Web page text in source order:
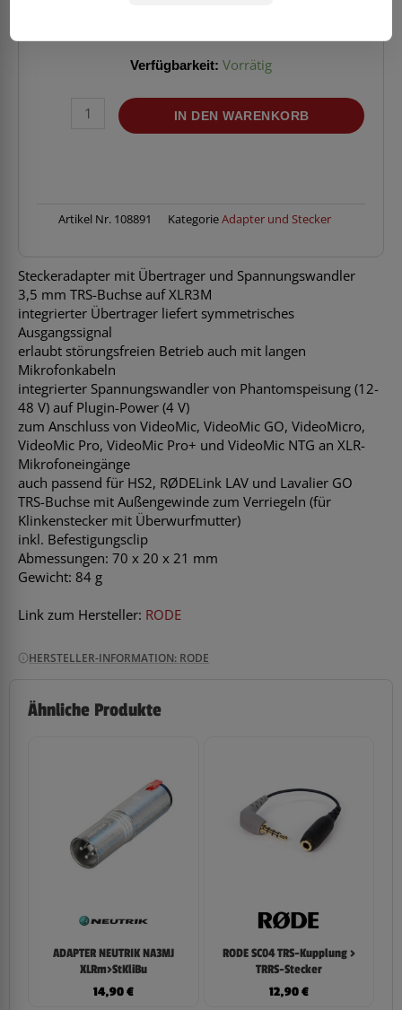
Verfügbarkeit: Vorrätig
IN DEN WARENKORB
Artikel Nr. 108891 KategorieAdapter und Stecker
Steckeradapter mit Übertrager und Spannungswandler
3,5 mm TRS-Buchse auf XLR3M
integrierter Übertrager liefert symmetrisches
Ausgangssignal
erlaubt störungsfreien Betrieb auch mit langen
Mikrofonkabeln
integrierter Spannungswandler von Phantomspeisung (12-
48 V) auf Plugin-Power (4 V)
zum Anschluss von VideoMic, VideoMic GO, VideoMicro,
VideoMic Pro, VideoMic Pro+ und VideoMic NTG an XLR-
Mikrofoneingänge
auch passend für HS2, RØDELink LAV und Lavalier GO
TRS-Buchse mit Außengewinde zum Verriegeln (für
Klinkenstecker mit Überwurfmutter)
inkl. Befestigungsclip
Abmessungen: 70 x 20 x 21 mm
Gewicht: 84 g
Link zum Hersteller: RODE
HERSTELLER-INFORMATION: RODE
Ähnliche Produkte
ADAPTER NEUTRIK NA3MJ
XLRm>StKliBu
14,90€
RODE SC04 TRS-Kupplung >
TRRS-Stecker
12,90€